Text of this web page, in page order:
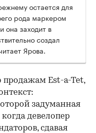
остается для
рода маркером
она заходит в
создал
Ярова.
продажам Est-a-Tet,
задуманная
девелопер
сдавая